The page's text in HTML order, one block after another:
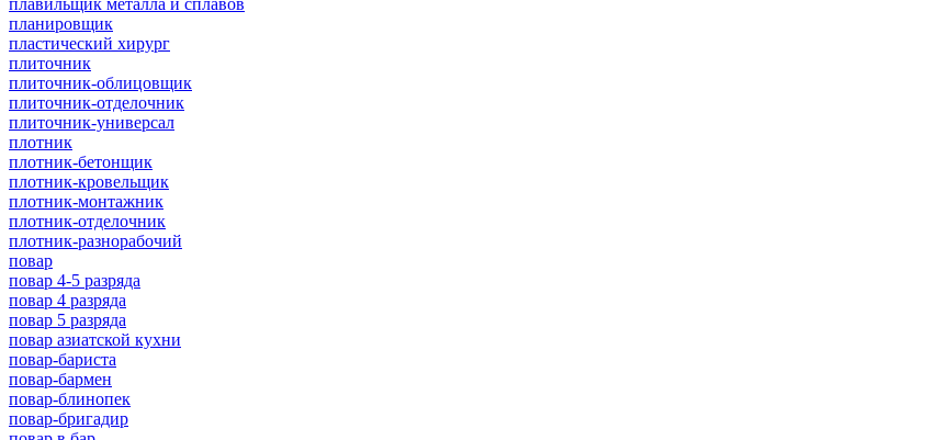
планировщик
пластический хирург
плиточник
плиточник-облицовщик
плиточник-отделочник
плиточник-универсал
плотник
плотник-бетонщик
плотник-кровельщик
плотник-монтажник
плотник-отделочник
плотник-разнорабочий
повар
повар 4-5 разряда
повар 4 разряда
повар 5 разряда
повар азиатской кухни
повар-бариста
повар-бармен
повар-блинопек
повар-бригадир